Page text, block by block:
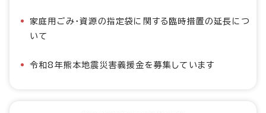
家庭用ごみ・資源の指定袋に関する臨時措置の延長につ
いて
令和8年熊本地震災害義援金を募集しています